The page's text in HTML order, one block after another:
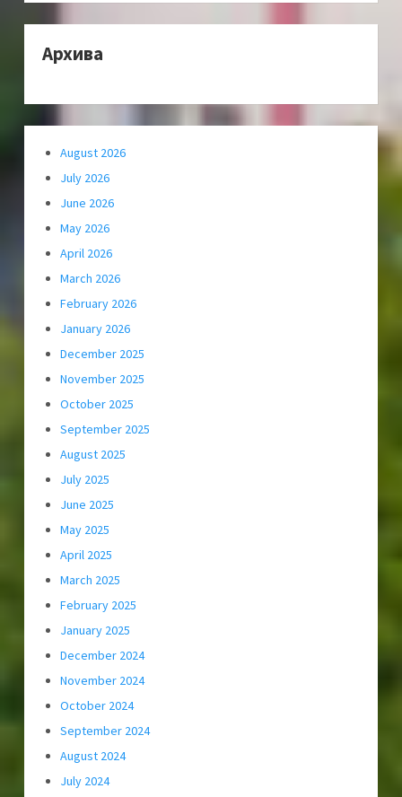
Архива
August 2026
July 2026
June 2026
May 2026
April 2026
March 2026
February 2026
January 2026
December 2025
November 2025
October 2025
September 2025
August 2025
July 2025
June 2025
May 2025
April 2025
March 2025
February 2025
January 2025
December 2024
November 2024
October 2024
September 2024
August 2024
July 2024